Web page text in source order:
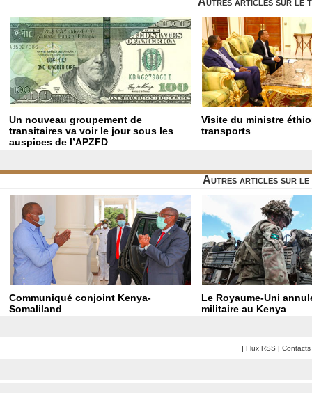
Un nouveau groupement de
transitaires va voir le jour sous les
auspices de l’APZFD
Visite du ministre
transports
Autres articles sur le
Communiqué conjoint Kenya-
Somaliland
Le Royaume-Uni
militaire au Kenya
| Flux RSS | Contacts